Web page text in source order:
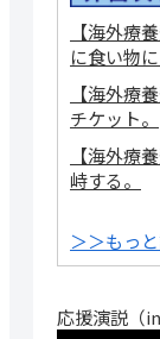
【海外療
に食い物
【海外療
チケット。
【海外療
峙する。
＞＞もっと
応援演説（in